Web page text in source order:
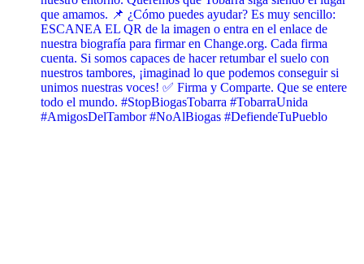
que amamos. 📌 ¿Cómo puedes ayudar? Es muy sencillo:
ESCANEA EL QR de la imagen o entra en el enlace de
nuestra biografía para firmar en Change.org. Cada firma
cuenta. Si somos capaces de hacer retumbar el suelo con
nuestros tambores, ¡imaginad lo que podemos conseguir si
unimos nuestras voces! ✅ Firma y Comparte. Que se entere
todo el mundo. #StopBiogasTobarra #TobarraUnida
#AmigosDelTambor #NoAlBiogas #DefiendeTuPueblo